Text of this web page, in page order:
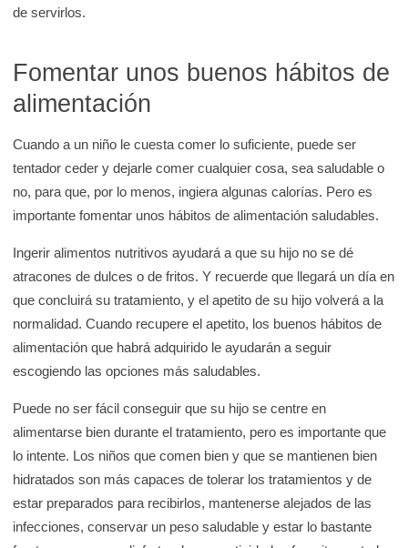
de servirlos.
Fomentar unos buenos hábitos de
alimentación
Cuando a un niño le cuesta comer lo suficiente, puede ser
tentador ceder y dejarle comer cualquier cosa, sea saludable o
no, para que, por lo menos, ingiera algunas calorías. Pero es
importante fomentar unos hábitos de alimentación saludables.
Ingerir alimentos nutritivos ayudará a que su hijo no se dé
atracones de dulces o de fritos. Y recuerde que llegará un día en
que concluirá su tratamiento, y el apetito de su hijo volverá a la
normalidad. Cuando recupere el apetito, los buenos hábitos de
alimentación que habrá adquirido le ayudarán a seguir
escogiendo las opciones más saludables.
Puede no ser fácil conseguir que su hijo se centre en
alimentarse bien durante el tratamiento, pero es importante que
lo intente. Los niños que comen bien y que se mantienen bien
hidratados son más capaces de tolerar los tratamientos y de
estar preparados para recibirlos, mantenerse alejados de las
infecciones, conservar un peso saludable y estar lo bastante